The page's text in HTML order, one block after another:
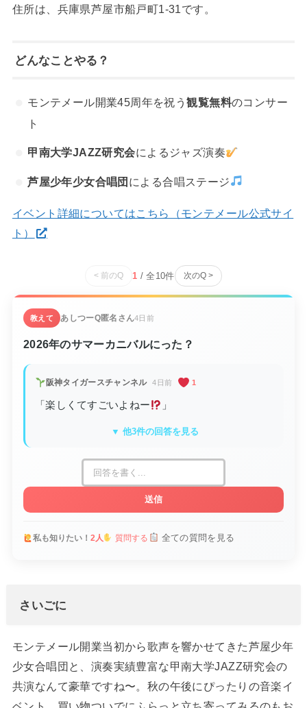
住所は、兵庫県芦屋市船戸町1-31です。
どんなことやる？
モンテメール開業45周年を祝う観覧無料のコンサー
ト
甲南大学JAZZ研究会によるジャズ演奏
芦屋少年少女合唱団 による合唱ステージ
イベント詳細についてはこちら（モンテメール公式サイ
ト）
< 前のQ 1 / 全 10件 次のQ >
教えて あしつーQ匿名さん4日前
2026年のサマーカニバルにった？
阪神タイガースチャンネル 4日前 1
「楽しくてすごいよねー 」
▼ 他3件の回答を見る
送信
私も知りたい！ 2人 質問する 全ての質問を見る
さいごに
モンテメール開業当初から歌声を響かせてきた芦屋少年
少女合唱団と、演奏実績豊富な甲南大学JAZZ研究会の
共演なんて豪華ですね〜。秋の午後にぴったりの音楽イ